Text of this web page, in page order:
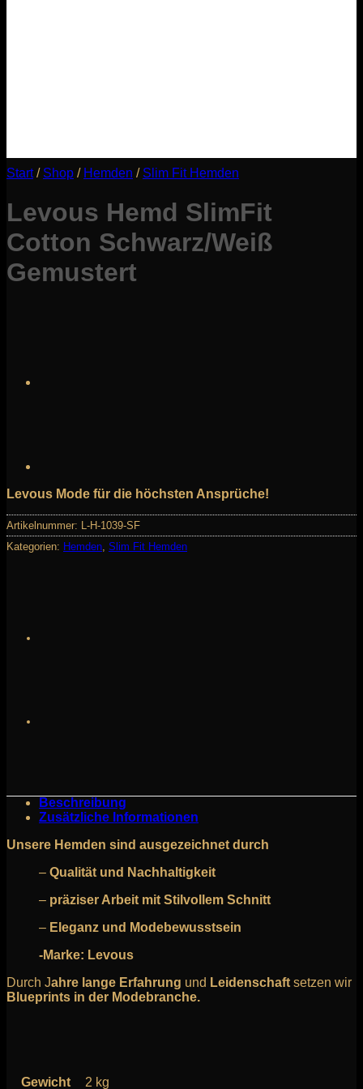
Start / Shop / Hemden / Slim Fit Hemden
Levous Hemd SlimFit
Cotton Schwarz/Weiß
Gemustert
Levous Mode für die höchsten Ansprüche!
Artikelnummer:
L-H-1039-SF
Kategorien: Hemden Slim Fit Hemden
Beschreibung
Zusätzliche Informationen
Unsere Hemden sind ausgezeichnet durch
– Qualität und Nachhaltigkeit
– präziser Arbeit mit Stilvollem Schnitt
– Eleganz und Modebewusstsein
-Marke: Levous
Durch Jahre lange Erfahrung und Leidenschaft setzen wir
Blueprints in der Modebranche.
Gewicht 2 kg